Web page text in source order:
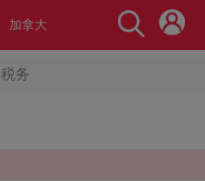
加拿大
税务